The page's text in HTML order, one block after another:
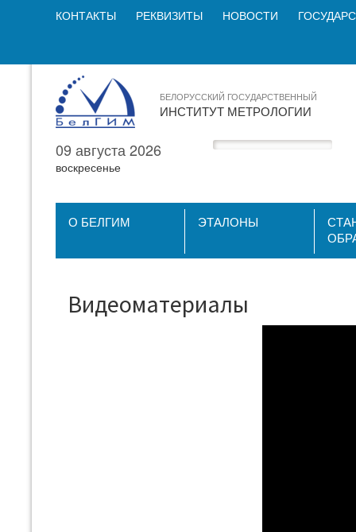
КОНТАКТЫ РЕКВИЗИТЫ НОВОСТИ
БЕЛОРУССКИЙ ГОСУДАРСТВЕННЫЙ
ИНСТИТУТ МЕТРОЛОГИИ
09 августа 2026
воскресенье
О БЕЛГИМ ЭТАЛОНЫ
Видеоматериалы